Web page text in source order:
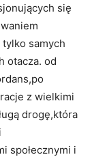
się
samych
otacza. od
z wielkimi
drogę,która
społecznymi i